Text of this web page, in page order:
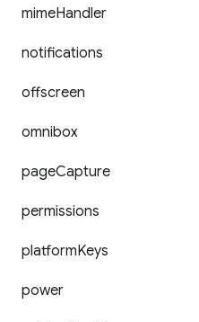
mimeHandler
notifications
offscreen
omnibox
pageCapture
permissions
platformKeys
power